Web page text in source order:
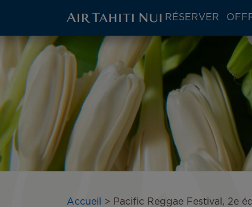
contenu
ATN:
Main
menu
block
RÉSERVER
Fil
Accueil Pacific Reggae Festival, 2e